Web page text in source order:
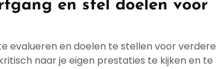
en stel doelen voor
evalueren en doelen te stellen voor verdere
naar je eigen prestaties te kijken en te